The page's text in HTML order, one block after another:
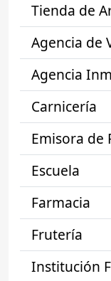
Tienda de
Agencia de
Agencia
Carnicería
Emisora de
Escuela
Farmacia
Frutería
Institución